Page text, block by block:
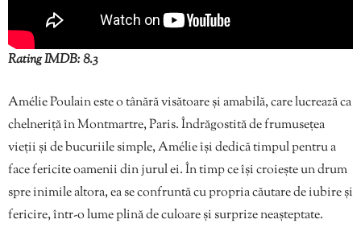
Rating IMDB: 8.3
Amélie Poulain este o tânără visătoare și amabilă, care lucrează ca
chelneriță în Montmartre, Paris. Îndrăgostită de frumusețea
vieții și de bucuriile simple, Amélie își dedică timpul pentru a
face fericite oamenii din jurul ei. În timp ce își croiește un drum
spre inimile altora, ea se confruntă cu propria căutare de iubire și
fericire, într-o lume plină de culoare și surprize neașteptate.